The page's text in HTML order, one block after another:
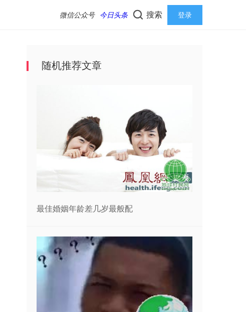
微信公众号 今日头条 搜索 登录
随机推荐文章
最佳婚姻年龄差几岁最般配